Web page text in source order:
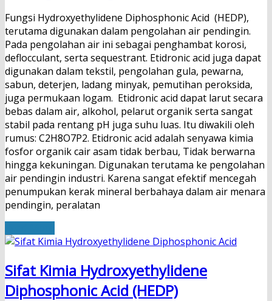
Fungsi Hydroxyethylidene Diphosphonic Acid (HEDP),
terutama digunakan dalam pengolahan air pendingin.
Pada pengolahan air ini sebagai penghambat korosi,
deflocculant, serta sequestrant. Etidronic acid juga dapat
digunakan dalam tekstil, pengolahan gula, pewarna,
sabun, deterjen, ladang minyak, pemutihan peroksida,
juga permukaan logam. Etidronic acid dapat larut secara
bebas dalam air, alkohol, pelarut organik serta sangat
stabil pada rentang pH juga suhu luas. Itu diwakili oleh
rumus: C2H8O7P2. Etidronic acid adalah senyawa kimia
fosfor organik cair asam tidak berbau, Tidak berwarna
hingga kekuningan. Digunakan terutama ke pengolahan
air pendingin industri. Karena sangat efektif mencegah
penumpukan kerak mineral berbahaya dalam air menara
pendingin, peralatan
Sifat Kimia Hydroxyethylidene
Diphosphonic Acid (HEDP)